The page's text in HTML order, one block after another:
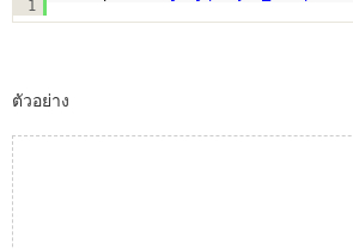
1
ตัวอย่าง